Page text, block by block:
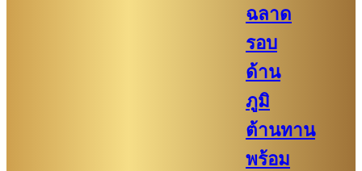
ฉลาด
รอบ
ด้าน
ภูมิ
ต้านทาน
พร้อม